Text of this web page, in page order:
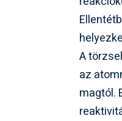
A
az
magtól.